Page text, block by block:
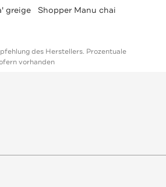
greige Shopper Manu chai
des Herstellers. Prozentuale
vorhanden